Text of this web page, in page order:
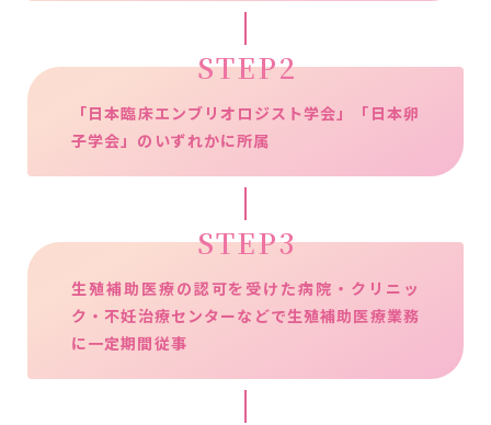
STEP2
「日本臨床エンブリオロジスト学会」「日本卵
子学会」のいずれかに所属
STEP3
生殖補助医療の認可を受けた病院・クリニッ
ク・不妊治療センターなどで生殖補助医療業務
に一定期間従事